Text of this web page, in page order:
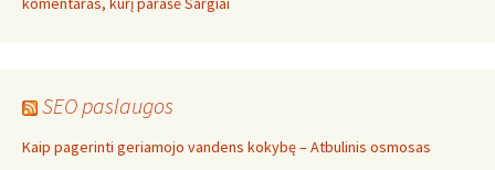
SEO paslaugos
Kaip pagerinti geriamojo vandens kokybę – Atbulinis osmosas